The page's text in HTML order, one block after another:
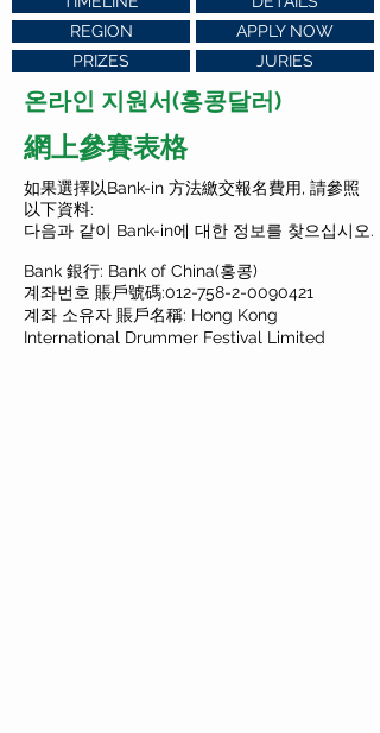
REGION
PRIZES
APPLY NOW
JURIES
온라인 지원서(홍콩달러)
網上參賽表格
如果選擇以Bank-in 方法繳交報名費用, 請參照
以下資料:
다음과 같이 Bank-in에 대한 정보를 찾으십시오.
Bank 銀行: Bank of China(홍콩)
계좌번호 賬戶號碼:012-758-2-0090421
계좌 소유자 賬戶名稱: Hong Kong
International Drummer Festival Limited